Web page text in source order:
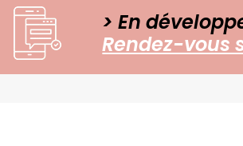
> En
Rendez-vous